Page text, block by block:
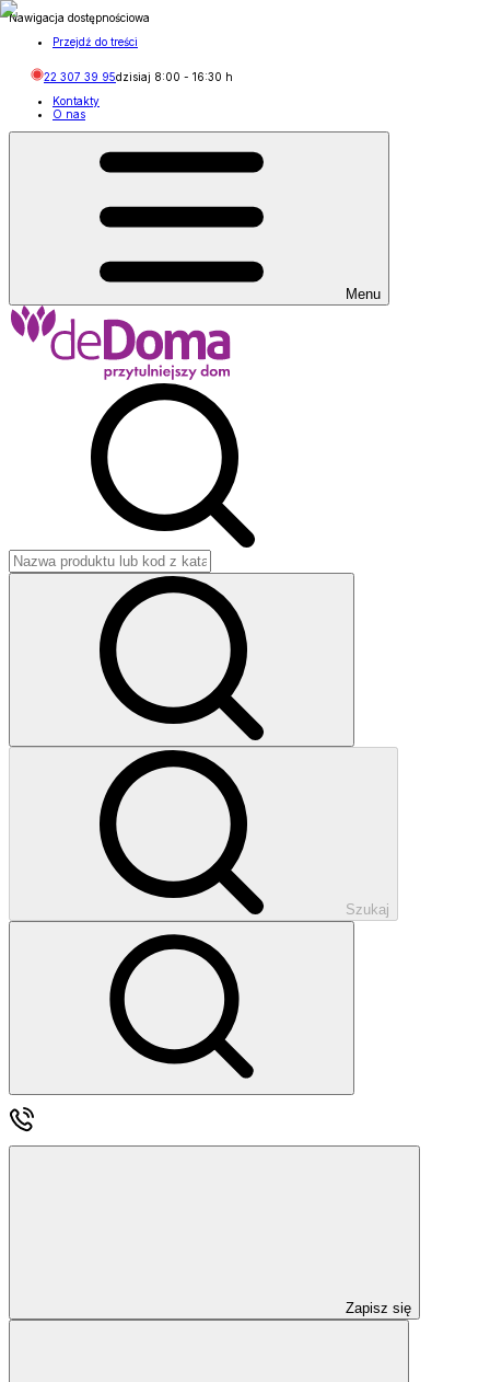
Nawigacja dostępnościowa
Przejdź do treści
22 307 39 95dzisiaj 8:00 - 16:30 h
Kontakty
O nas
Menu
Szukaj
Zapisz się